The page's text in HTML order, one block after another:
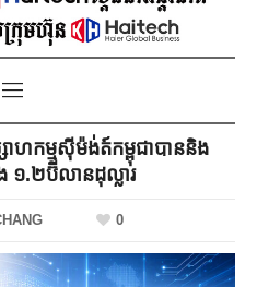
កម្មស៊ីម៉ង់ត៍កម្ពុជាបាននិង
១.២ប៊ីលានដុល្លារ
0